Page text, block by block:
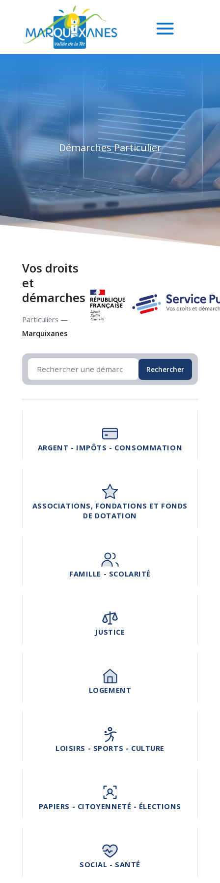
Démarches Particulier
Vos droits
et
démarches
Particuliers —
Marquixanes
Rechercher
ARGENT - IMPÔTS - CONSOMMATION
ASSOCIATIONS, FONDATIONS ET FONDS
DE DOTATION
FAMILLE - SCOLARITÉ
JUSTICE
LOGEMENT
LOISIRS - SPORTS - CULTURE
PAPIERS - CITOYENNETÉ - ÉLECTIONS
SOCIAL - SANTÉ